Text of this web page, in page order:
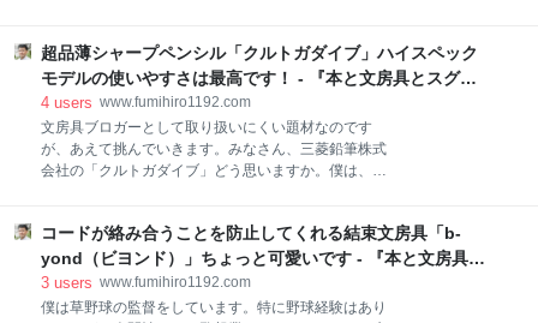
らも周囲を楽しませることが出来るのですから。 一般
人の何十倍もの才能と能力に恵まれていると思いま
す。それに勝るような努力を積み重ねてきたのかも知
ック機構、グリップにしっとり加工という3つの「フ
ァイン」を付加したモノグラフのハイクラスモデル。
価格は￥1,100（税込価格￥1,210）コスパも良いし売
れるんじゃないかと思います。 サブブログに書いた渾
身の記事 news.yahoo.co.jp Yahoo!ニュースのエキス
パートとして記事書いてます。是非読んでください
っと真面目に考えて投稿していますので、参考にして
ください。この７つの観点で考えると、自分の使うべ
き筆記具が浮かび上がってきますよ。 １、芯の
超品薄シャープペンシル「クルトガダイブ」ハイスペック
モデルの使いやすさは最高です！ - 『本と文房具とスグレ
モノ』
4 users www.fumihiro1192.com
文房具ブロガーとして取り扱いにくい題材なのです
が、あえて挑んでいきます。みなさん、三菱鉛筆株式
会社の「クルトガダイブ」どう思いますか。僕は、あ
た「オレンズネロ」の発売時にも同じような現象が起
きました。確かに社会現象で、話題性では狙い通りで
しょう。でも、なんとなくスッキリしないんですよ
ね。欲しい人に届かない状況が。 文房具は、高級車と
コードが絡み合うことを防止してくれる結束文房具「b-
yond（ビヨンド）」ちょっと可愛いです - 『本と文房具と
スグレモノ』
3 users www.fumihiro1192.com
僕は草野球の監督をしています。特に野球経験はあり